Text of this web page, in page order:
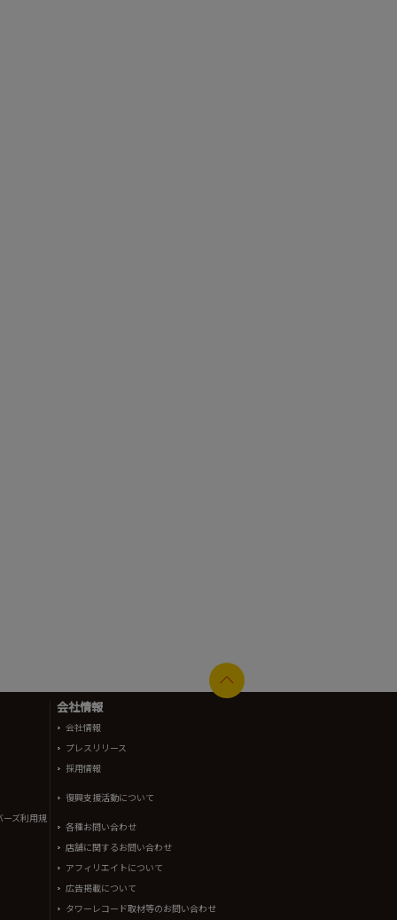
ーズ利用規
会社情報
会社情報
プレスリリース
採用情報
復興支援活動について
各種お問い合わせ
店舗に関するお問い合わせ
アフィリエイトについて
広告掲載について
タワーレコード取材等のお問い合わせ